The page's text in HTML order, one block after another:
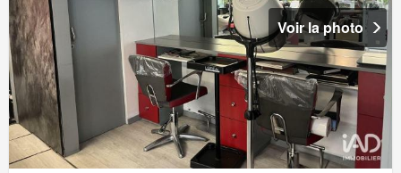
Voir la photo